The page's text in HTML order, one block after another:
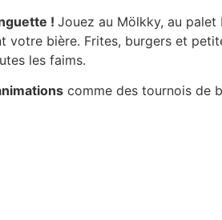
! Jouez au Mölkky, au palet
votre bière. Frites, burgers et
les faims.
comme des tournois de